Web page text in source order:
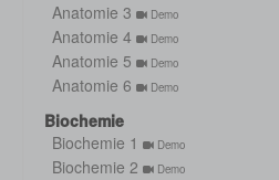
Anatomie 3 Demo
Anatomie 4 Demo
Anatomie 5 Demo
Anatomie 6 Demo
Biochemie
Biochemie 1
Demo
Biochemie 2 Demo